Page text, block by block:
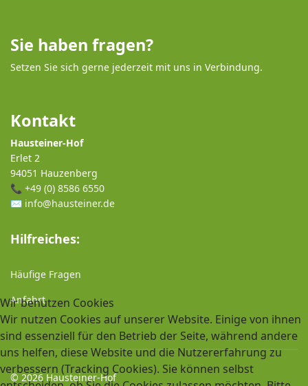
Sie haben fragen?
Setzen Sie sich gerne jederzeit mit uns in Verbindung.
Kontakt
Hausteiner-Hof
Erlet 2
94051 Hauzenberg
📞 +49 (0) 8586 6550
✉️ info@hausteiner.de
Hilfreiches:
Häufige Fragen
Anfahrt
© 2026 Hausteiner-Hof
Wir benutzen Cookies
Wir nutzen Cookies auf unserer Website. Einige von ihnen
sind essenziell für den Betrieb der Seite, während andere
uns helfen, diese Website und die Nutzererfahrung zu
verbessern (Tracking Cookies). Sie können selbst